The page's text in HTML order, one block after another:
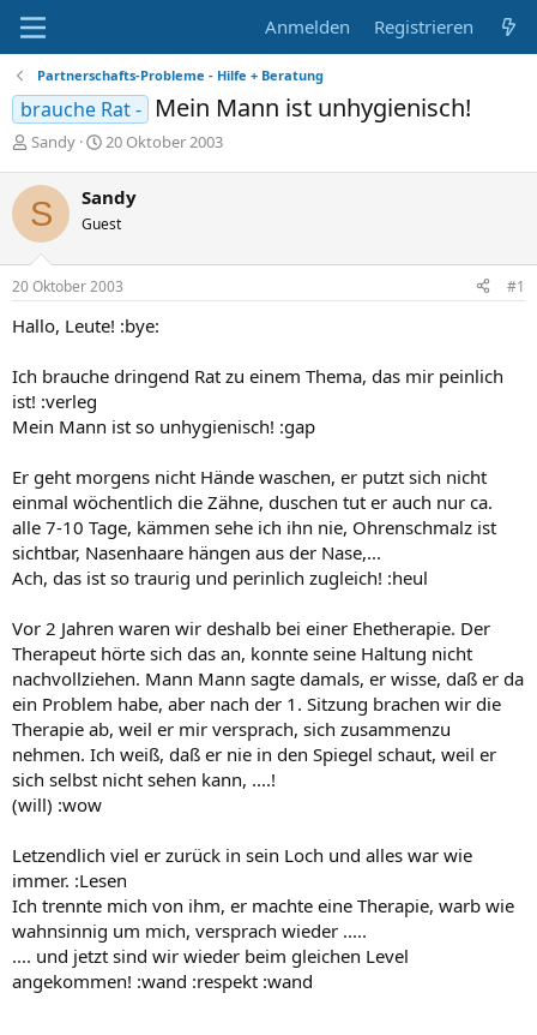
Anmelden Registrieren
Partnerschafts-Probleme - Hilfe + Beratung
brauche Rat - Mein Mann ist unhygienisch!
E
s
t
e
l
l
e
Sandy
E
t
e
l
t
m
20 Oktober 2003
S Sandy
Guest
20 Oktober 2003 #1
Hallo, Leute! :bye:
Ich brauche dringend Rat zu einem Thema, das mir peinlich
ist! :verleg
Mein Mann ist so unhygienisch! :gap
Er geht morgens nicht Hände waschen, er putzt sich nicht
einmal wöchentlich die Zähne, duschen tut er auch nur ca.
alle 7-10 Tage, kämmen sehe ich ihn nie, Ohrenschmalz ist
sichtbar, Nasenhaare hängen aus der Nase,...
Ach, das ist so traurig und perinlich zugleich! :heul
Vor 2 Jahren waren wir deshalb bei einer Ehetherapie. Der
Therapeut hörte sich das an, konnte seine Haltung nicht
nachvollziehen. Mann Mann sagte damals, er wisse, daß er da
ein Problem habe, aber nach der 1. Sitzung brachen wir die
Therapie ab, weil er mir versprach, sich zusammenzu
nehmen. Ich weiß, daß er nie in den Spiegel schaut, weil er
sich selbst nicht sehen kann, ....!
(will) :wow
Letzendlich viel er zurück in sein Loch und alles war wie
immer. :Lesen
Ich trennte mich von ihm, er machte eine Therapie, warb wie
wahnsinnig um mich, versprach wieder .....
.... und jetzt sind wir wieder beim gleichen Level
angekommen! :wand :respekt :wand